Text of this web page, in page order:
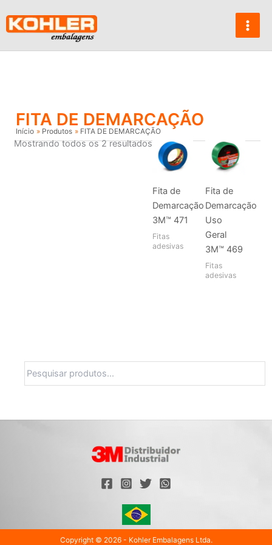
para
conteúdo
FITA DE DEMARCAÇÃO
Início Produtos FITA DE DEMARCAÇÃO
Mostrando todos os 2 resultados
Fita de
Demarcação
3M™ 471
Fitas
adesivas
Fita de
Demarcação
Uso
Geral
3M™ 469
Fitas
adesivas
Copyright © 2026 - Kohler Embalagens Ltda.